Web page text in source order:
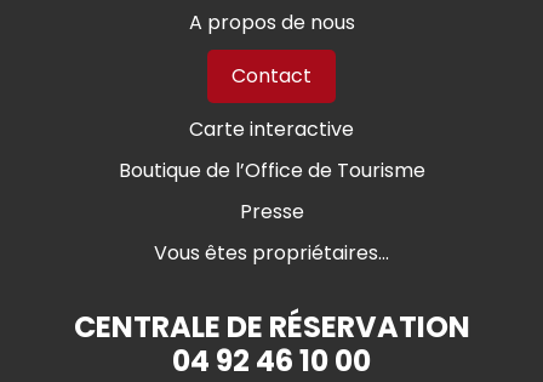
A propos de nous
Contact
Carte interactive
Boutique de l’Office de Tourisme
Presse
Vous êtes propriétaires...
CENTRALE DE RÉSERVATION
04 92 46 10 00